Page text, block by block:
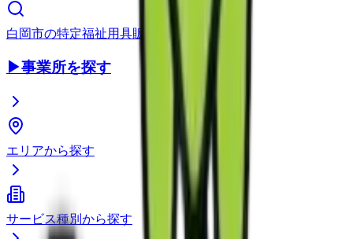
白岡市の特定福祉用具販売
▶事業所を探す
エリアから探す
サービス種別から探す